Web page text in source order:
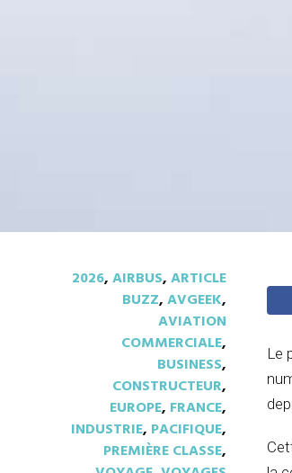
2026,AIRBUS,ARTICLE
BUZZ,AVGEEK,
AVIATION
COMMERCIALE,
BUSINESS,
CONSTRUCTEUR,
EUROPE, FRANCE,
INDUSTRIE, PACIFIQUE,
PREMIÈRE CLASSE,
Le